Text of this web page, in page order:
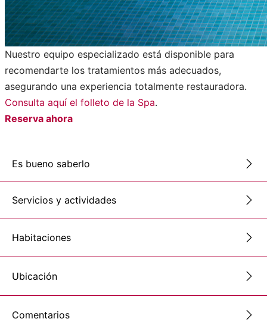
Nuestro equipo especializado está disponible para
recomendarte los tratamientos más adecuados,
asegurando una experiencia totalmente restauradora.
Consulta aquí el folleto de la Spa.
Reserva ahora
Es bueno saberlo
Servicios y actividades
Habitaciones
Ubicación
Comentarios